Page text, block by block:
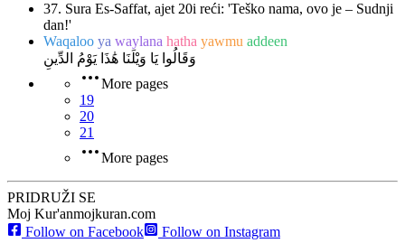
37. Sura Es-Saffat, ajet 20i reći: 'Teško nama, ovo je – Sudnji
dan!'
Waqaloo ya waylana hatha yawmu addeen
وَقَالُوا يَا وَيْلَنَا هَٰذَا يَوْمُ الدِّينِ
More pages
19
20
21
More pages
PRIDRUŽI SE
Moj Kur'anmojkuran.com
Follow on Facebook
Follow on Instagram